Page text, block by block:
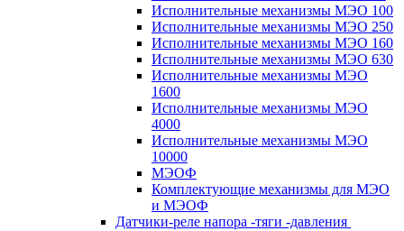
Исполнительные механизмы МЭО 100
Исполнительные механизмы МЭО 250
Исполнительные механизмы МЭО 160
Исполнительные механизмы МЭО 630
Исполнительные механизмы МЭО
1600
Исполнительные механизмы МЭО
4000
Исполнительные механизмы МЭО
10000
МЭОФ
Комплектующие механизмы для МЭО
и МЭОФ
Датчики-реле напора -тяги -давления